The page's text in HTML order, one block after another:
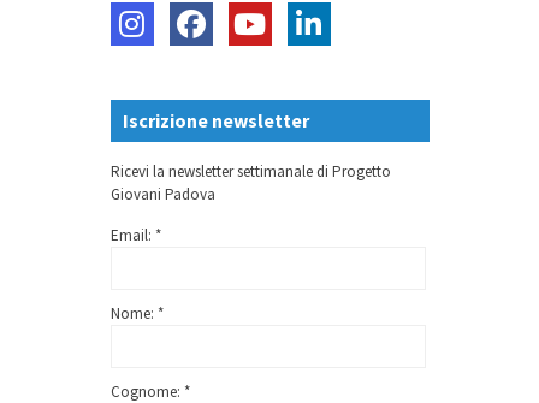
Iscrizione newsletter
Ricevi la newsletter settimanale di Progetto
Giovani Padova
Email: *
Nome: *
Cognome: *